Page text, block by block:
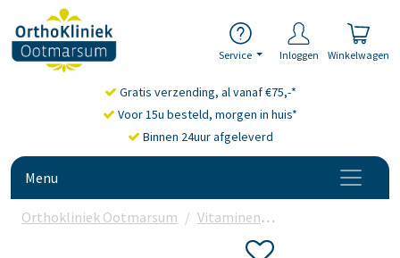
Service Inloggen Winkelwagen
Gratis verzending, al vanaf €75,-*
Voor 15u besteld, morgen in huis*
Binnen 24uur afgeleverd
Menu
Orthokliniek Ootmarsum Vitaminen